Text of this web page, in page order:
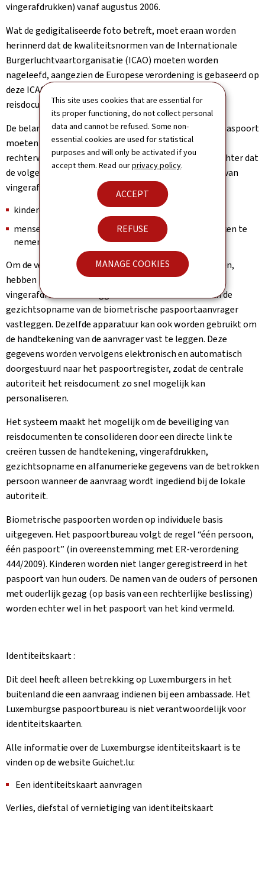
This site uses cookies that are essential for
its proper functioning, do not collect personal
data and cannot be refused. Some non-
essential cookies are used for statistical
purposes and will only be activated if you
accept them. Read ourprivacy policy.
ACCEPT
REFUSE
MANAGE COOKIES
vingerafdrukken) vanaf augustus 2006.
Wat de gedigitaliseerde foto betreft, moet eraan worden
herinnerd dat de kwaliteitsnormen van de Internationale
Burgerluchtvaartorganisatie (ICAO) moeten worden
nageleefd, aangezien de Europese verordening is gebaseerd op
deze ICAO-aanbevelingen voor machineleesbare
reisdocumenten.
De belangrijkste vingerafdrukken die in het Europese paspoort
moeten worden opgenomen, zijn die van de linker- en
rechterwijsvinger. De Europese regelgeving bepaalt echter dat
de volgende personen zijn vrijgesteld van het afgeven van
vingerafdrukken:
kinderen jonger dan 12 jaar
mensen die fysiek niet in staat zijn om vingerafdrukken te
nemen.
Om de verplichte biometrische gegevens te verzamelen,
hebben lokale autoriteiten apparaten gekregen die
vingerafdrukken vastleggen en lezen en automatisch de
gezichtsopname van de biometrische paspoortaanvrager
vastleggen. Dezelfde apparatuur kan ook worden gebruikt om
de handtekening van de aanvrager vast te leggen. Deze
gegevens worden vervolgens elektronisch en automatisch
doorgestuurd naar het paspoortregister, zodat de centrale
autoriteit het reisdocument zo snel mogelijk kan
personaliseren.
Het systeem maakt het mogelijk om de beveiliging van
reisdocumenten te consolideren door een directe link te
creëren tussen de handtekening, vingerafdrukken,
gezichtsopname en alfanumerieke gegevens van de betrokken
persoon wanneer de aanvraag wordt ingediend bij de lokale
autoriteit.
Biometrische paspoorten worden op individuele basis
uitgegeven. Het paspoortbureau volgt de regel “één persoon,
één paspoort” (in overeenstemming met ER-verordening
444/2009). Kinderen worden niet langer geregistreerd in het
paspoort van hun ouders. De namen van de ouders of personen
met ouderlijk gezag (op basis van een rechterlijke beslissing)
worden echter wel in het paspoort van het kind vermeld.
Identiteitskaart :
Dit deel heeft alleen betrekking op Luxemburgers in het
buitenland die een aanvraag indienen bij een ambassade. Het
Luxemburgse paspoortbureau is niet verantwoordelijk voor
identiteitskaarten.
Alle informatie over de Luxemburgse identiteitskaart is te
vinden op de website Guichet.lu:
Een identiteitskaart aanvragen
Verlies, diefstal of vernietiging van identiteitskaart